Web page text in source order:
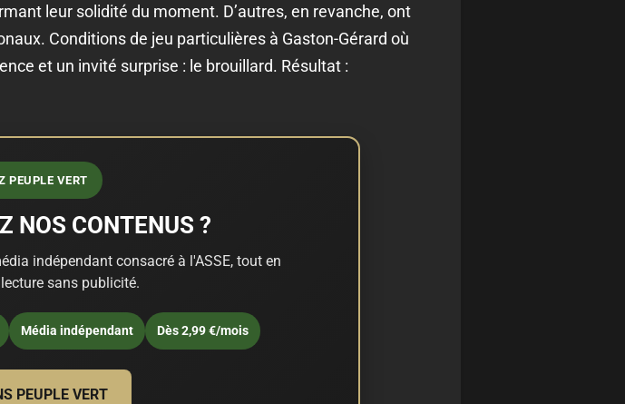
leur solidité du moment. D’autres, en revanche, ont
Conditions de jeu particulières à Gaston-Gérard où
et un invité surprise : le brouillard. Résultat :
PEUPLE VERT
NOS CONTENUS ?
indépendant consacré à l'ASSE, tout en
sans publicité.
Média indépendant Dès 2,99 €/mois
PEUPLE VERT